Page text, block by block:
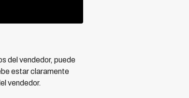
del vendedor, puede
estar claramente
vendedor.